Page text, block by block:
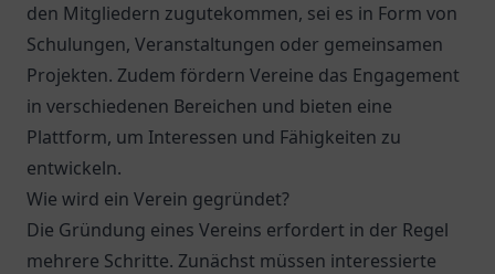
den Mitgliedern zugutekommen, sei es in Form von
Schulungen, Veranstaltungen oder gemeinsamen
Projekten. Zudem fördern Vereine das Engagement
in verschiedenen Bereichen und bieten eine
Plattform, um Interessen und Fähigkeiten zu
entwickeln.
Wie wird ein Verein gegründet?
Die Gründung eines Vereins erfordert in der Regel
mehrere Schritte. Zunächst müssen interessierte